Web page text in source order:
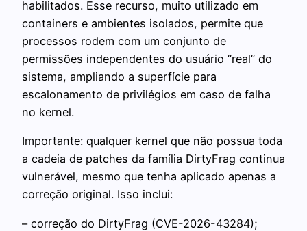
habilitados. Esse recurso, muito utilizado em
containers e ambientes isolados, permite que
processos rodem com um conjunto de
permissões independentes do usuário “real” do
sistema, ampliando a superfície para
escalonamento de privilégios em caso de falha
no kernel.
Importante: qualquer kernel que não possua toda
a cadeia de patches da família DirtyFrag continua
vulnerável, mesmo que tenha aplicado apenas a
correção original. Isso inclui:
– correção do DirtyFrag (CVE-2026-43284);